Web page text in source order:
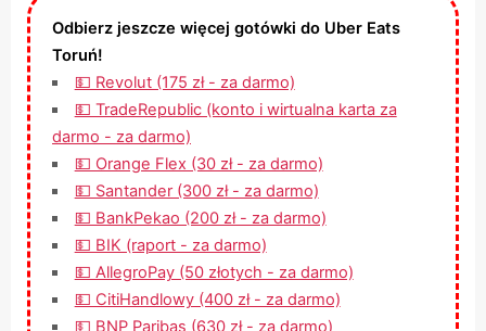
Odbierz jeszcze więcej gotówki do Uber Eats
Toruń!
💵 Revolut (175 zł - za darmo)
💵 TradeRepublic (konto i wirtualna karta za
darmo - za darmo)
💵 Orange Flex (30 zł - za darmo)
💵 Santander (300 zł - za darmo)
💵 BankPekao (200 zł - za darmo)
💵 BIK (raport - za darmo)
💵 AllegroPay (50 złotych - za darmo)
💵 CitiHandlowy (400 zł - za darmo)
💵 BNP Paribas (630 zł - za darmo)